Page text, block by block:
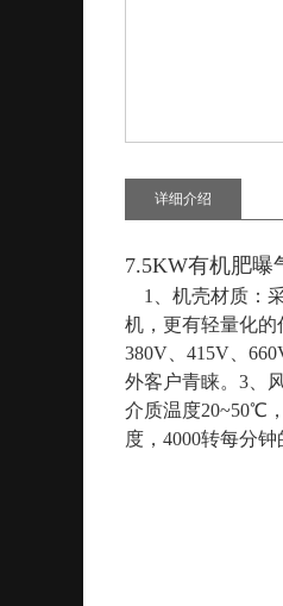
详细介绍
7.5KW有机肥曝
1、机壳材质：
机，更有轻量化的
380V、415V、
外客户青睐。3、
介质温度20~50℃
度，4000转每分